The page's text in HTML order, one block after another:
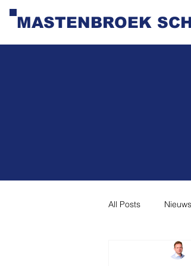
MASTENBROEK
All Posts Nieuws